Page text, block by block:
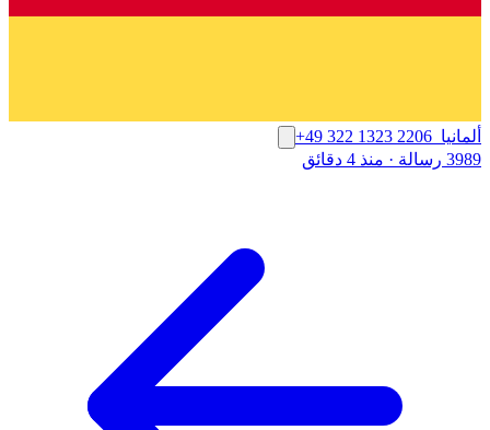
ألمانيا +49 322 1323 2206
3989 رسالة
· منذ 4 دقائق